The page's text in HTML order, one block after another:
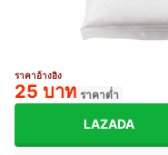
ราคาอ้างอิง
25 บาท ราคาต่ำ
LAZADA